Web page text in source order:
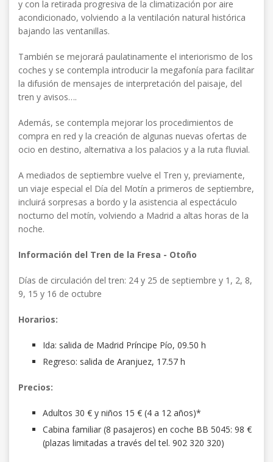
y con la retirada progresiva de la climatización por aire
acondicionado, volviendo a la ventilación natural histórica
bajando las ventanillas.
También se mejorará paulatinamente el interiorismo de los
coches y se contempla introducir la megafonía para facilitar
la difusión de mensajes de interpretación del paisaje, del
tren y avisos….
Además, se contempla mejorar los procedimientos de
compra en red y la creación de algunas nuevas ofertas de
ocio en destino, alternativa a los palacios y a la ruta fluvial.
A mediados de septiembre vuelve el Tren y, previamente,
un viaje especial el Día del Motín a primeros de septiembre,
incluirá sorpresas a bordo y la asistencia al espectáculo
nocturno del motín, volviendo a Madrid a altas horas de la
noche.
Información del Tren de la Fresa - Otoño
Días de circulación del tren: 24 y 25 de septiembre y 1, 2, 8,
9, 15 y 16 de octubre
Horarios:
Ida: salida de Madrid Príncipe Pío, 09.50 h
Regreso: salida de Aranjuez, 17.57 h
Precios:
Adultos 30 € y niños 15 € (4 a 12 años)*
Cabina familiar (8 pasajeros) en coche BB 5045: 98 €
(plazas limitadas a través del tel. 902 320 320)